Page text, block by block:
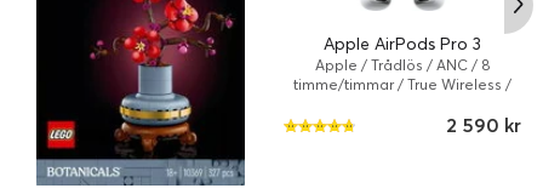
Apple AirPods Pro 3
Apple / Trådlös / ANC / 8
timme/timmar / True Wireless /
2 590 kr